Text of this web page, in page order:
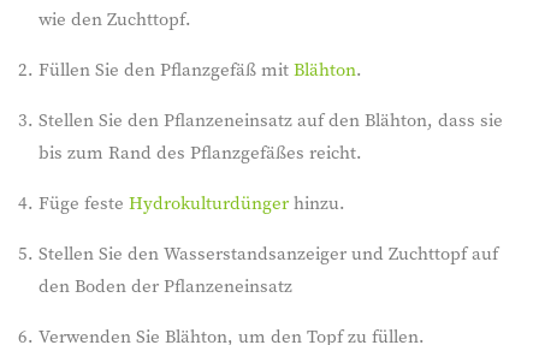
wie den Zuchttopf.
Füllen Sie den Pflanzgefäß mitBlähton.
Stellen Sie den Pflanzeneinsatz auf den Blähton, dass sie
bis zum Rand des Pflanzgefäßes reicht.
Füge feste Hydrokulturdüngerhinzu.
Stellen Sie den Wasserstandsanzeiger und Zuchttopf auf
den Boden der Pflanzeneinsatz
Verwenden Sie Blähton, um den Topf zu füllen.